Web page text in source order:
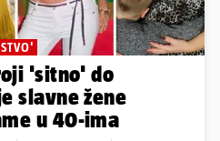
'sitno' do
slavne žene
u 40-ima